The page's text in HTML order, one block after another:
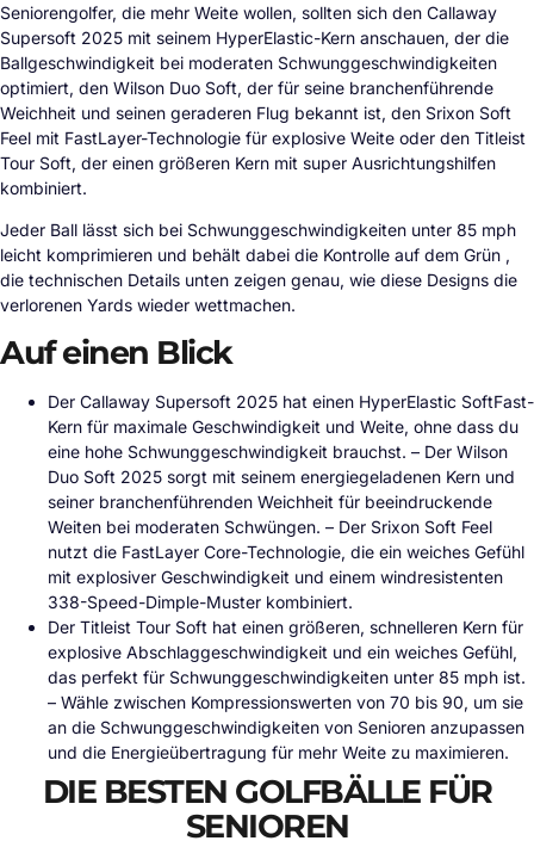
Seniorengolfer, die mehr Weite wollen, sollten sich den Callaway
Supersoft 2025 mit seinem HyperElastic-Kern anschauen, der die
Ballgeschwindigkeit bei moderaten Schwunggeschwindigkeiten
optimiert, den Wilson Duo Soft, der für seine branchenführende
Weichheit und seinen geraderen Flug bekannt ist, den Srixon Soft
Feel mit FastLayer-Technologie für explosive Weite oder den Titleist
Tour Soft, der einen größeren Kern mit super Ausrichtungshilfen
kombiniert.
Jeder Ball lässt sich bei Schwunggeschwindigkeiten unter 85 mph
leicht komprimieren und behält dabei die Kontrolle auf dem Grün ,
die technischen Details unten zeigen genau, wie diese Designs die
verlorenen Yards wieder wettmachen.
Auf einen Blick
Der Callaway Supersoft 2025 hat einen HyperElastic SoftFast-
Kern für maximale Geschwindigkeit und Weite, ohne dass du
eine hohe Schwunggeschwindigkeit brauchst. – Der Wilson
Duo Soft 2025 sorgt mit seinem energiegeladenen Kern und
seiner branchenführenden Weichheit für beeindruckende
Weiten bei moderaten Schwüngen. – Der Srixon Soft Feel
nutzt die FastLayer Core-Technologie, die ein weiches Gefühl
mit explosiver Geschwindigkeit und einem windresistenten
338-Speed-Dimple-Muster kombiniert.
Der Titleist Tour Soft hat einen größeren, schnelleren Kern für
explosive Abschlaggeschwindigkeit und ein weiches Gefühl,
das perfekt für Schwunggeschwindigkeiten unter 85 mph ist.
– Wähle zwischen Kompressionswerten von 70 bis 90, um sie
an die Schwunggeschwindigkeiten von Senioren anzupassen
und die Energieübertragung für mehr Weite zu maximieren.
DIE BESTEN GOLFBÄLLE FÜR
SENIOREN